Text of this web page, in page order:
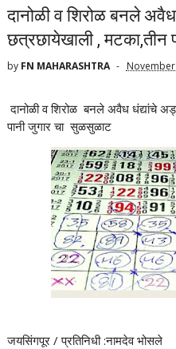
दानोळी व शिरोळ बनले
छत्रछायेखाली , मटका,तीन
by FN MAHARASHTRA
दानोळी व शिरोळ बनले अवैध धंद्यांचे
पानी जुगार चा सुळसुळाट
जयसिंगपूर / प्रतिनिधी :नामदेव भोसले